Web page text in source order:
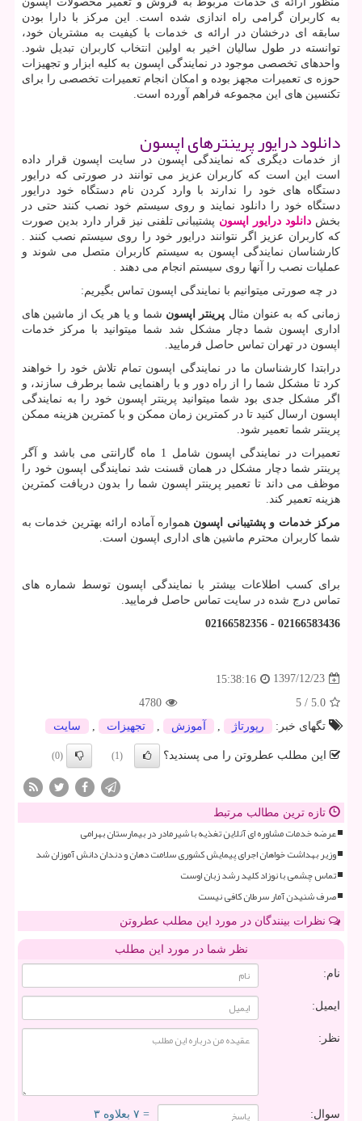
به کاربران گرامی راه اندازی شده است. این مرکز با دارا بودن
سابقه ای درخشان در ارائه ی خدمات با کیفیت به مشتریان خود،
توانسته در طول سالیان اخیر به اولین انتخاب کاربران تبدیل شود.
واحدهای تخصصی موجود در نمایندگی اپسون به کلیه ابزار و تجهیزات
حوزه ی تعمیرات مجهز بوده و امکان انجام تعمیرات تخصصی را برای
تکنسین های این مجموعه فراهم آورده است.
دانلود درایور پرینترهای اپسون
از خدمات دیگری که نمایندگی اپسون در سایت اپسون قرار داده
است این است که کاربران عزیز می توانند در صورتی که درایور
دستگاه های خود را ندارند با وارد کردن نام دستگاه خود درایور
دستگاه خود را دانلود نمایند و روی سیستم خود نصب کنند حتی در
بخش دانلود درایور اپسون پشتیبانی تلفنی نیز قرار دارد بدین صورت
که کاربران عزیز اگر نتوانند درایور خود را روی سیستم نصب کنند .
کارشناسان نمایندگی اپسون به سیستم کاربران متصل می شوند و
عملیات نصب را آنها روی سیستم انجام می دهند .
در چه صورتی میتوانیم با نمایندگی اپسون تماس بگیریم :
زمانی که به عنوان مثال پرینتر اپسون شما و یا هر یک از ماشین های
اداری اپسون شما دچار مشکل شد شما میتوانید با مرکز خدمات
اپسون در تهران تماس حاصل فرمایید.
درابتدا کارشناسان ما در نمایندگی اپسون تمام تلاش خود را خواهند
کرد تا مشکل شما را از راه دور و با راهنمایی شما برطرف سازند، و
اگر مشکل جدی بود شما میتوانید پرینتر اپسون خود را به نمایندگی
اپسون ارسال کنید تا در کمترین زمان ممکن و با کمترین هزینه ممکن
پرینتر شما تعمیر شود.
تعمیرات در نمایندگی اپسون شامل 1 ماه گارانتی می باشد و آگر
پرینتر شما دچار مشکل در همان قسنت شد نمایندگی اپسون خود را
موظف می داند تا تعمیر پرینتر اپسون شما را بدون دریافت کمترین
هزینه تعمیر کند.
مرکز خدمات و پشتیبانی اپسون همواره آماده ارائه بهترین خدمات به
شما کاربران محترم ماشین های اداری اپسون است.
برای کسب اطلاعات بیشتر با نمایندگی اپسون توسط شماره های
تماس درج شده در سایت تماس حاصل فرمایید.
02166583436 - 02166582356
1397/12/23
15:38:16
5.0
/
5
4780
تگهای خبر:
رپورتاژ آموزش تجهیزات سایت
این مطلب عطروتن را می پسندید؟ (1)
(0)
تازه ترین مطالب مرتبط
عرضه خدمات مشاوره ای آنلاین تغذیه با شیرمادر در بیمارستان بهرامی
وزیر بهداشت خواهان اجرای پیمایش کشوری سلامت دهان و دندان دانش آموزان شد
تماس چشمی با نوزاد کلید رشد زبان اوست
صرف شنیدن آمار سرطان کافی نیست
نظرات بینندگان در مورد این مطلب عطروتن
نظر شما در مورد این مطلب
نام:
ایمیل:
نظر:
سوال: = ۷ بعلاوه ۳